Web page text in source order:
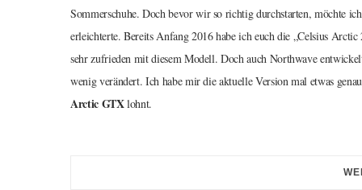
Sommerschuhe. Doch bevor wir so richtig durchstarten, möchte
erleichterte. Bereits Anfang 2016 habe ich euch die „Celsius
sehr zufrieden mit diesem Modell. Doch auch Northwave
wenig verändert. Ich habe mir die aktuelle Version mal etwas
Arctic GTXlohnt.